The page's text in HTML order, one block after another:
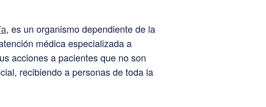
, es un organismo dependiente de la
médica especializada a
acciones a pacientes que no son
recibiendo a personas de toda la